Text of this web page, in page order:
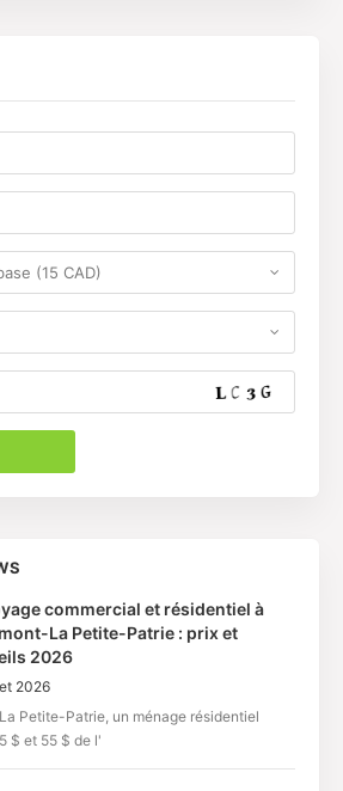
(15 CAD)
commercial et résidentiel à
La Petite-Patrie : prix et
2026
2026
Petite-Patrie, un ménage résidentiel
$ et 55 $ de l'